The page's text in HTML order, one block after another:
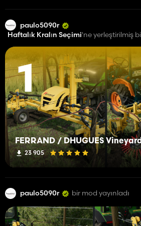
paulo5090r
Haftalık Kralın Seçimi'ne yerleştirilmiş
1
23 905
paulo5090r bir mod yayınladı